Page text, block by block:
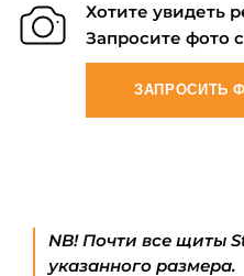
Хотите увидеть
Запросите фото
ЗАПРОСИТЬ
NB! Почти все щиты
указанного размера.